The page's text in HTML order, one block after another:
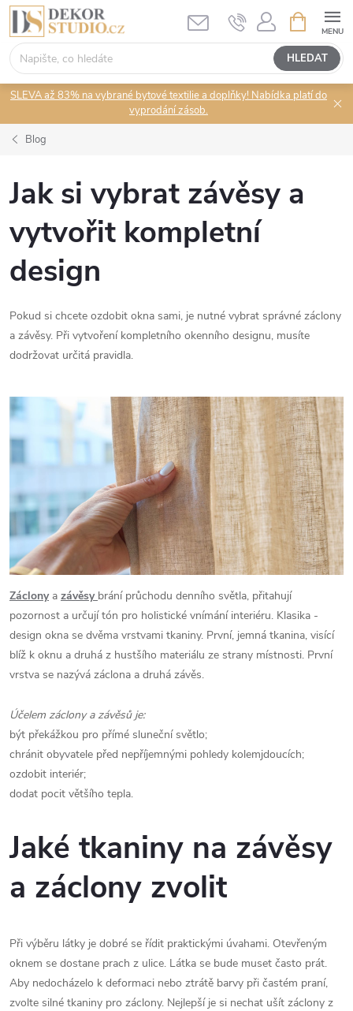
Přejít
obsah
HLEDAT
NÁKUPNÍ
KOŠÍK
SLEVA až 83% na vybrané bytové textilie a doplňky! Nabídka platí do
vyprodání zásob.
Blog
Jak si vybrat závěsy a
vytvořit kompletní
design
Pokud si chcete ozdobit okna sami, je nutné vybrat správné záclony
a závěsy. Při vytvoření kompletního okenního designu, musíte
dodržovat určitá pravidla.
Záclonya závěsy brání průchodu denního světla, přitahují
pozornost a určují tón pro holistické vnímání interiéru. Klasika -
design okna se dvěma vrstvami tkaniny. První, jemná tkanina, visící
blíž k oknu a druhá z hustšího materiálu ze strany místnosti. První
vrstva se nazývá záclona a druhá závěs.
Účelem záclony a závěsů je:
být překážkou pro přímé sluneční světlo;
chránit obyvatele před nepříjemnými pohledy kolemjdoucích;
ozdobit interiér;
dodat pocit většího tepla.
Jaké tkaniny na závěsy
a záclony zvolit
Při výběru látky je dobré se řídit praktickými úvahami. Otevřeným
oknem se dostane prach z ulice. Látka se bude muset často prát.
Aby nedocházelo k deformaci nebo ztrátě barvy při častém praní,
zvolte silné tkaniny pro záclony. Nejlepší je si nechat ušít záclony z